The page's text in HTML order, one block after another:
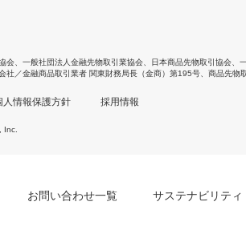
会 一般社団法人金融先物取引業協会 日本商品先物取引協会
社／金融商品取引業者 関東財務局長（金商）第195号、商品先物
人情報保護方針 採用情報
Inc.
お問い合わせ一覧 サステナビリティ